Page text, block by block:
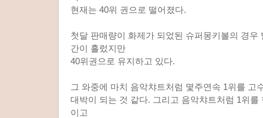
현재는 40위 권으로 떨어졌다.
첫달 판매량이 화제가 되었된 슈퍼몽키볼의 경우
간이 흘렀지만
40위권으로 유지하고 있다.
그 와중에 마치 음악챠트처럼 몇주연속 1위를 고
대박이 되는 것 같다. 그리고 음악챠트처럼 1위를
이고